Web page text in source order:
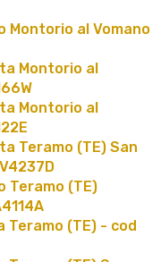
al Vomano
Montorio al
Montorio al
Teramo (TE) San
Teramo (TE)
Teramo (TE) - cod